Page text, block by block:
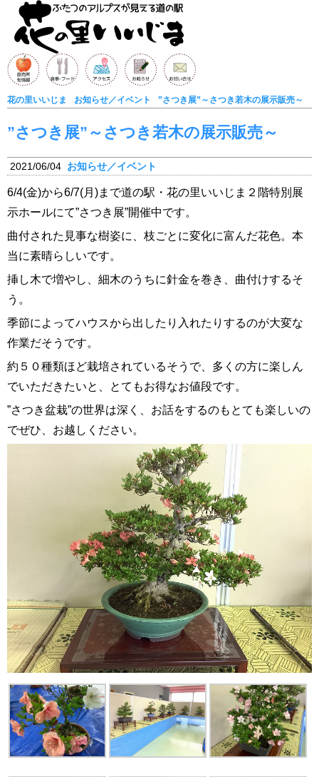
花の里いいじま お知らせ／イベント ”さつき展”～さつき若木の展示販売～
”さつき展”～さつき若木の展示販売～
2021/06/04 お知らせ／イベント
6/4(金)から6/7(月)まで道の駅・花の里いいじま２階特別展
示ホールにて”さつき展”開催中です。
曲付された見事な樹姿に、枝ごとに変化に富んだ花色。本
当に素晴らしいです。
挿し木で増やし、細木のうちに針金を巻き、曲付けするそ
う。
季節によってハウスから出したり入れたりするのが大変な
作業だそうです。
約５０種類ほど栽培されているそうで、多くの方に楽しん
でいただきたいと、とてもお得なお値段です。
”さつき盆栽”の世界は深く、お話をするのもとても楽しいの
でぜひ、お越しください。